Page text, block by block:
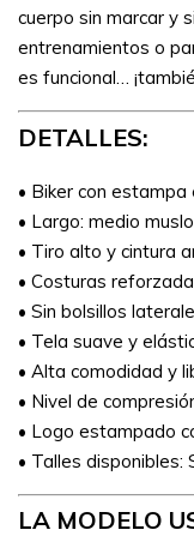
cuerpo sin marcar y
entrenamientos o
es funcional…
DETALLES:
• Biker con estampa
• Largo: medio muslo
• Tiro alto y cintura
• Costuras
• Sin bolsillos
• Tela suave y
• Alta comodidad y
• Nivel de
• Logo estampado
• Talles disponibles:
LA MODELO